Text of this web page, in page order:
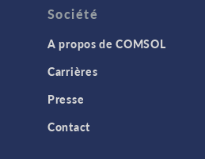
Société
A propos de COMSOL
Carrières
Presse
Contact